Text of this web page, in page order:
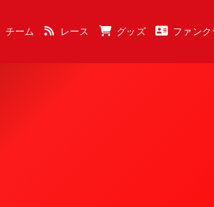
チーム レース グッズ ファン